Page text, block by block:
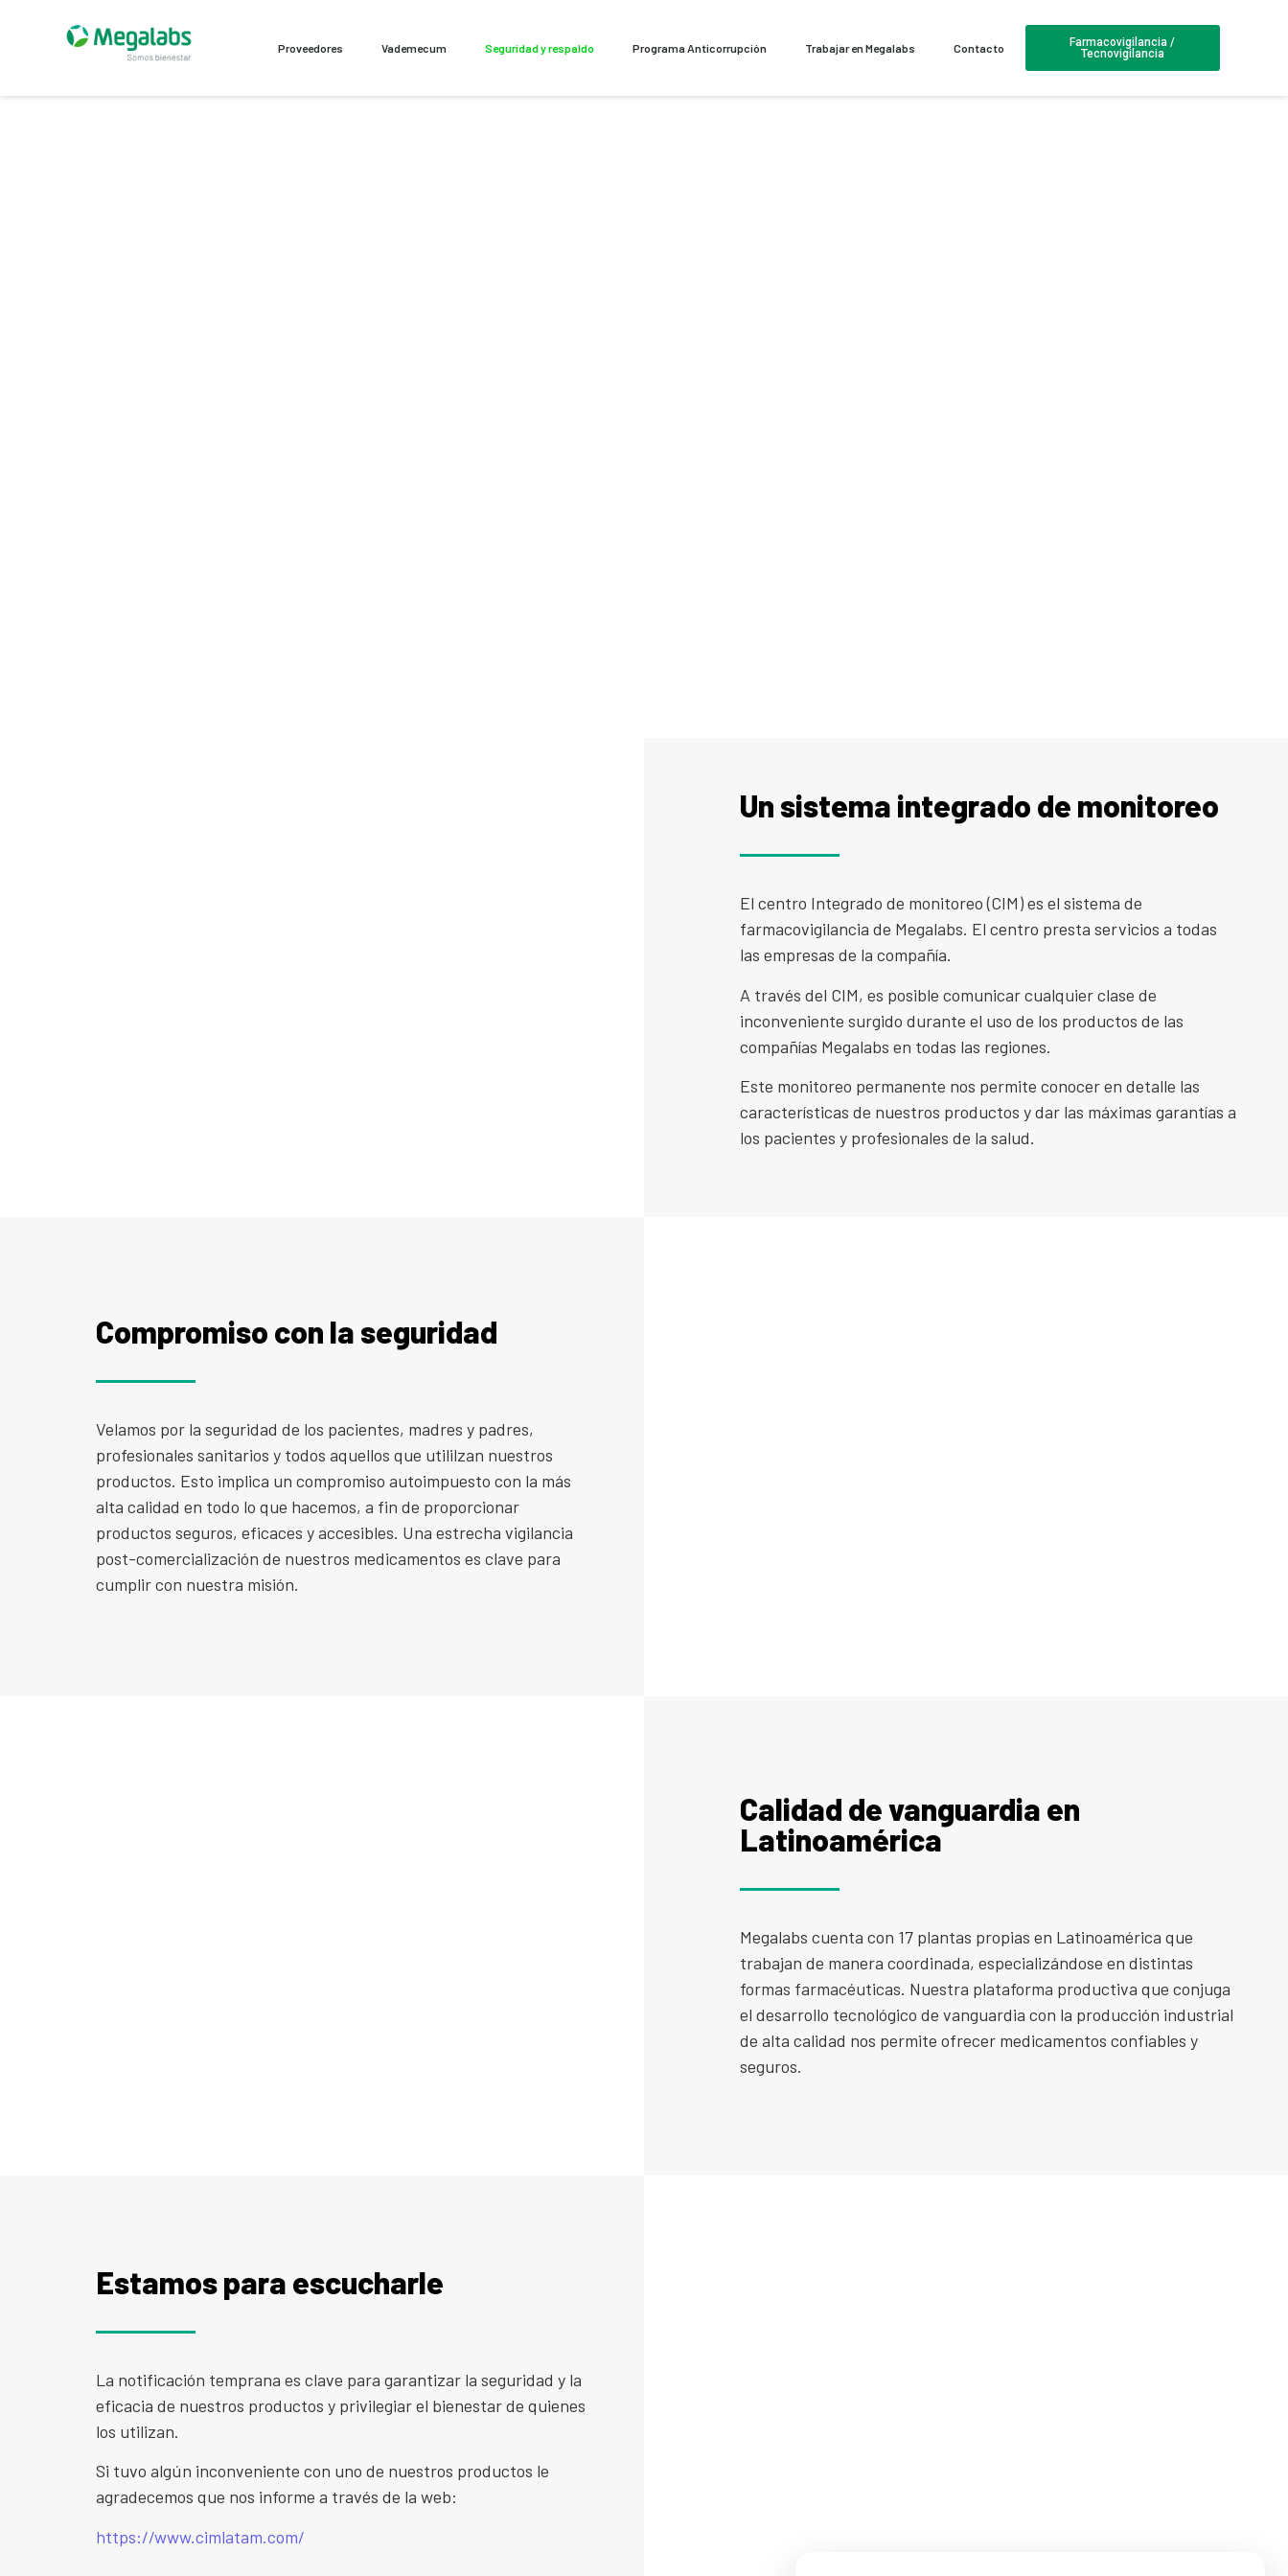
Proveedores Vademecum Seguridad y respaldo Programa Anticorrupción Trabajar en Megalabs Contacto
Farmacovigilancia /
Tecnovigilancia
Un sistema integrado de monitoreo
El centro Integrado de monitoreo (CIM) es el sistema de
farmacovigilancia de Megalabs. El centro presta servicios a todas
las empresas de la compañía.
A través del CIM, es posible comunicar cualquier clase de
inconveniente surgido durante el uso de los productos de las
compañías Megalabs en todas las regiones.
Este monitoreo permanente nos permite conocer en detalle las
características de nuestros productos y dar las máximas garantías a
los pacientes y profesionales de la salud.
Compromiso con la seguridad
Velamos por la seguridad de los pacientes, madres y padres,
profesionales sanitarios y todos aquellos que utililzan nuestros
productos. Esto implica un compromiso autoimpuesto con la más
alta calidad en todo lo que hacemos, a fin de proporcionar
productos seguros, eficaces y accesibles. Una estrecha vigilancia
post-comercialización de nuestros medicamentos es clave para
cumplir con nuestra misión.
Calidad de vanguardia en
Latinoamérica
Megalabs cuenta con 17 plantas propias en Latinoamérica que
trabajan de manera coordinada, especializándose en distintas
formas farmacéuticas. Nuestra plataforma productiva que conjuga
el desarrollo tecnológico de vanguardia con la producción industrial
de alta calidad nos permite ofrecer medicamentos confiables y
seguros.
Estamos para escucharle
La notificación temprana es clave para garantizar la seguridad y la
eficacia de nuestros productos y privilegiar el bienestar de quienes
los utilizan.
Si tuvo algún inconveniente con uno de nuestros productos le
agradecemos que nos informe a través de la web:
https://www.cimlatam.com/